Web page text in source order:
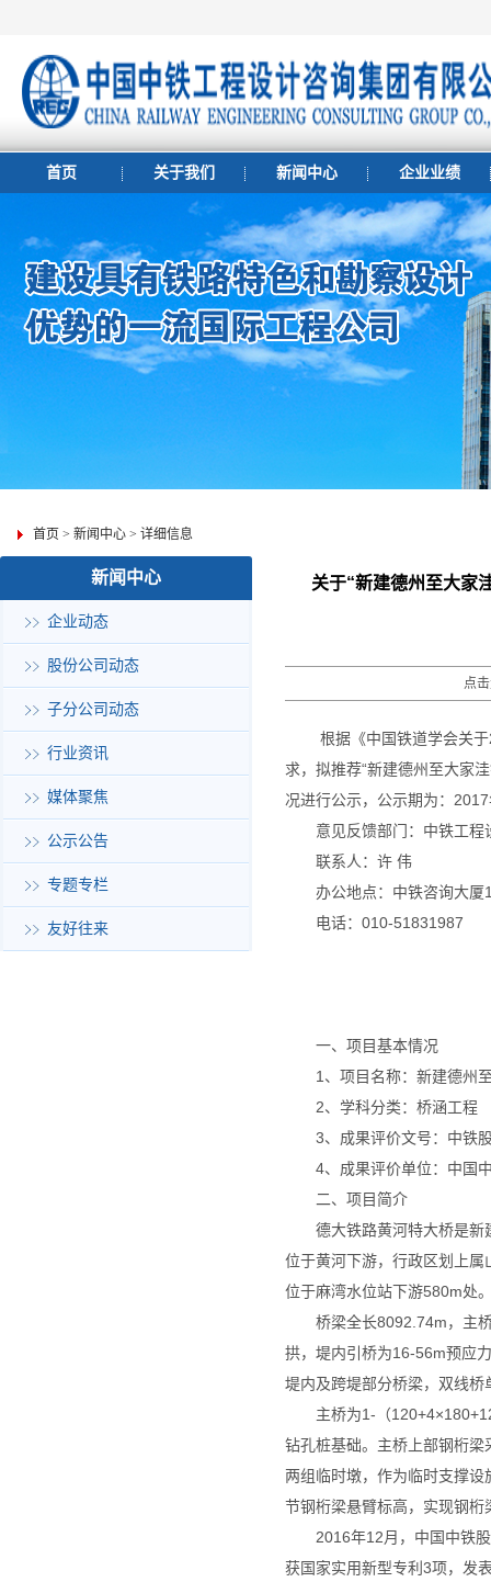
首页 关于我们 新闻中心 企业业绩
首页 > 新闻中心 > 详细信息
新闻中心
企业动态
股份公司动态
子分公司动态
行业资讯
媒体聚焦
公示公告
专题专栏
友好往来
关于“新建德州至大家
点
根据《中国铁道学会关
求，拟推荐“新建德州至大家
况进行公示，公示期为：
意见反馈部门：中铁工
联系人：许 伟
办公地点：中铁咨询大厦
电话：010-51831987
一、项目基本情况
1、项目名称：新建德州
2、学科分类：桥涵工程
3、成果评价文号：中铁
4、成果评价单位：中国
二、项目简介
德大铁路黄河特大桥是
位于黄河下游，行政区划上
位于麻湾水位站下游580m处
桥梁全长8092.74m，主
拱，堤内引桥为16-56m预应
堤内及跨堤部分桥梁，双线
主桥为1-（
钻孔桩基础。主桥上部钢桁
两组临时墩，作为临时支撑
节钢桁梁悬臂标高，实现钢桁
2016年12月，中国中铁
获国家实用新型专利3项，发